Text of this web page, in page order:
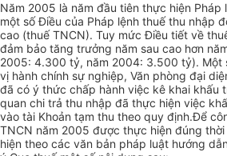
Năm 2005 là năm đầu tiên thực hiện Pháp
một số Điều của Pháp lệnh thuế thu nhập
cao (thuế TNCN). Tuy mức Điều tiết về
đảm bảo tăng trưởng năm sau cao hơn
2005: 4.300 tỷ, năm 2004: 3.500 tỷ). Một
vị hành chính sự nghiệp, Văn phòng đại
đã có ý thức chấp hành việc kê khai khấu
quan chi trả thu nhập đã thực hiện việc
vào tài Khoản tạm thu theo quy định.Để
TNCN năm 2005 được thực hiện đúng
hiện theo các văn bản pháp luật hướng